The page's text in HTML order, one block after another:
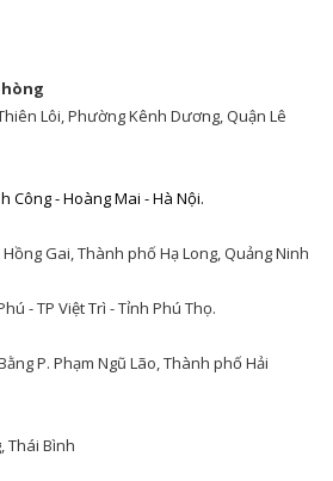
Lôi, Phường Kênh Dương, Quận Lê
Công - Hoàng Mai - Hà Nội.
Gai, Thành phố Hạ Long, Quảng Ninh
- TP Việt Trì - Tỉnh Phú Thọ.
P. Phạm Ngũ Lão, Thành phố Hải
Thái Bình